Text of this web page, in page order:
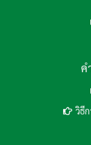
ค
วิธี